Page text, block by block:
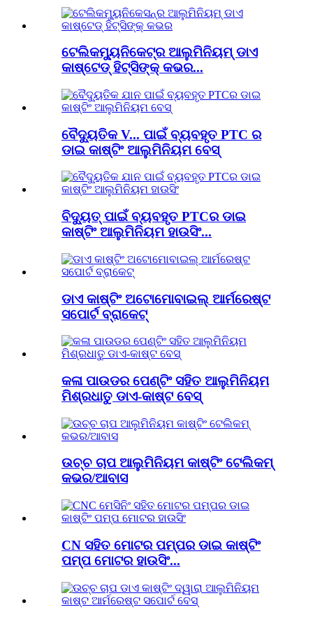
ଟେଲିକମ୍ୟୁନିକେଟ୍‌ର ଆଲୁମିନିୟମ୍ ଡାଏ
କାଷ୍ଟେଡ୍ ହିଟ୍‌ସିଙ୍କ୍ କଭର...
ବୈଦ୍ୟୁତିକ V... ପାଇଁ ବ୍ୟବହୃତ PTC ର
ଡାଇ କାଷ୍ଟିଂ ଆଲୁମିନିୟମ ବେସ୍
ବିଦ୍ୟୁତ୍ ପାଇଁ ବ୍ୟବହୃତ PTCର ଡାଇ
କାଷ୍ଟିଂ ଆଲୁମିନିୟମ ହାଉସିଂ...
ଡାଏ କାଷ୍ଟିଂ ଅଟୋମୋବାଇଲ୍ ଆର୍ମରେଷ୍ଟ
ସପୋର୍ଟ ବ୍ରାକେଟ୍
କଳା ପାଉଡର ପେଣ୍ଟିଂ ସହିତ ଆଲୁମିନିୟମ
ମିଶ୍ରଧାତୁ ଡାଏ-କାଷ୍ଟ ବେସ୍
ଉଚ୍ଚ ଚାପ ଆଲୁମିନିୟମ କାଷ୍ଟିଂ ଟେଲିକମ୍
କଭର/ଆବାସ
CN ସହିତ ମୋଟର ପମ୍ପର ଡାଇ କାଷ୍ଟିଂ
ପମ୍ପ ମୋଟର ହାଉସିଂ...